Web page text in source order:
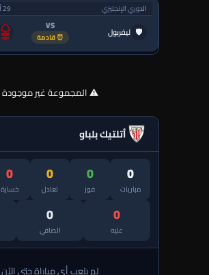
الدوري الإنجليزي 29 أغسطس - 14:30
🛡 ليفربول VS
⏰ قادمة
⚠️ المجموعة غير موجودة
أتلتيك بلباو
0
مباريات
0
فوز
0
تعادل
0
خسارة
0
عليه
0
الصافي
لم يلعب أي مباراة حتى الآن